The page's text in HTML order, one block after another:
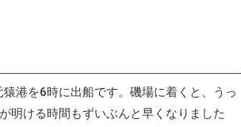
港を6時に出船です。磯場に着くと、うっ
明ける時間もずいぶんと早くなりました